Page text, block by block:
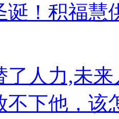
诞！积福慧
了人力,未
不下他，该